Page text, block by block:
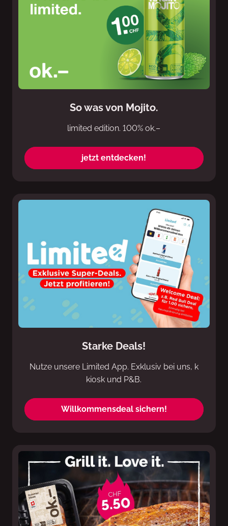
So was von Mojito.
limited edition. 100% ok.–
jetzt entdecken!
Starke Deals!
Nutze unsere Limited App. Exklusiv bei uns, k
kiosk und P&B.
Willkommensdeal sichern!